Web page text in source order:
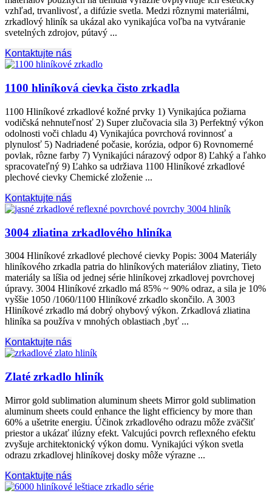
vzhľad, trvanlivosť, a difúzie svetla. Medzi rôznymi materiálmi,
zrkadlový hliník sa ukázal ako vynikajúca voľba na vytváranie
svetelných zdrojov, pútavý ...
Kontaktujte nás
1100 hliníková cievka čisto zrkadla
1100 Hliníkové zrkadlové kožné prvky 1) Vynikajúca požiarna
vodičská nehnuteľnosť 2) Super zlučovacia sila 3) Perfektný výkon
odolnosti voči chladu 4) Vynikajúca povrchová rovinnosť a
plynulosť 5) Nadriadené počasie, korózia, odpor 6) Rovnomerné
povlak, rôzne farby 7) Vynikajúci nárazový odpor 8) Ľahký a ľahko
spracovateľný 9) Ľahko sa udržiava 1100 Hliníkové zrkadlové
plechové cievky Chemické zloženie ...
Kontaktujte nás
3004 zliatina zrkadlového hliníka
3004 Hliníkové zrkadlové plechové cievky Popis: 3004 Materiály
hliníkového zrkadla patria do hliníkových materiálov zliatiny, Tieto
materiály sa líšia od jednej série hliníkovej zrkadlovej povrchovej
úpravy. 3004 Hliníkové zrkadlo má 85% ~ 90% odraz, a sila je 10%
vyššie 1050 /1060/1100 Hliníkové zrkadlo skončilo. A 3003
Hliníkové zrkadlo má dobrý ohybový výkon. Zrkadlová zliatina
hliníka sa používa v mnohých oblastiach ,byť ...
Kontaktujte nás
Zlaté zrkadlo hliník
Mirror gold sublimation aluminum sheets Mirror gold sublimation
aluminum sheets could enhance the light efficiency by more than
60% a ušetrite energiu. Účinok zrkadlového odrazu môže zväčšiť
priestor a ukázať ilúzny efekt. Valcujúci povrch reflexného efektu
zvyšuje architektonický výkon domu. Vynikajúci výkon svetla
odrazu zrkadlovej hliníkovej dosky môže výrazne ...
Kontaktujte nás